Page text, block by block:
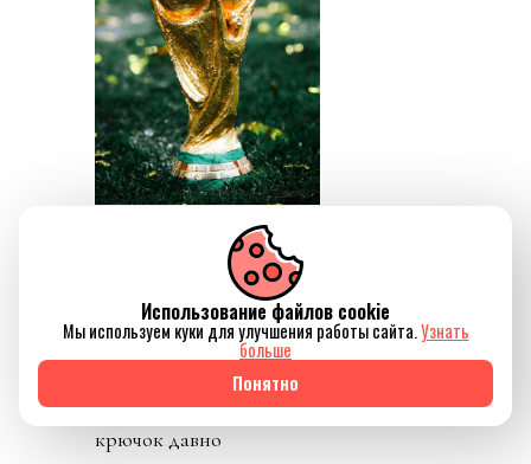
Но не прошло и недели,
как воплощение
коррупции, президент
ФИФА Инфантино,
нажал на спусковой
крючок давно
Использование файлов cookie
Мы используем куки для улучшения работы сайта.Узнать
больше
Понятно